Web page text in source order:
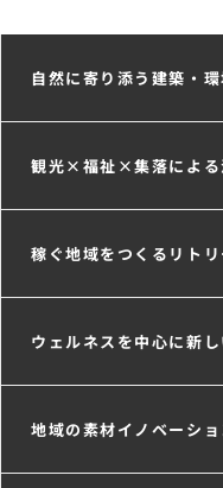
自然に寄り添う建築・
観光×福祉×集落による
稼ぐ地域をつくるリト
ウェルネスを中心に新
地域の素材イノベーショ